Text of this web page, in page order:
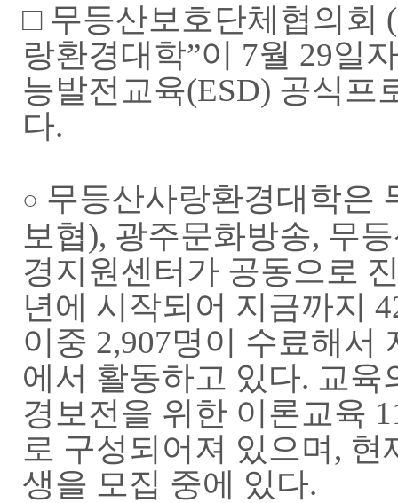
□ 무등산보호단체협의회
랑환경대학”이 7월 29일
능발전교육(ESD) 공식프
다.
○ 무등산사랑환경대학은
보협), 광주문화방송, 무
경지원센터가 공동으로
년에 시작되어 지금까지
이중 2,907명이 수료해서
에서 활동하고 있다. 교
경보전을 위한 이론교육
로 구성되어져 있으며,
생을 모집 중에 있다.